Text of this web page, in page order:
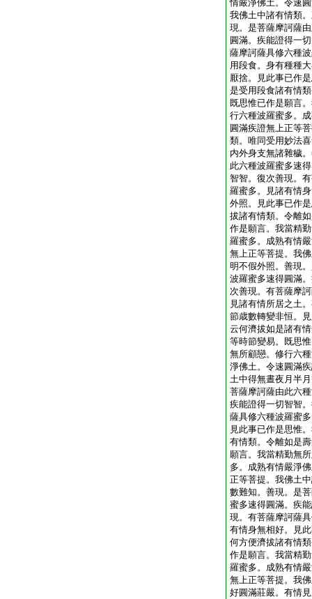
情嚴淨佛土。令速
我佛土中諸有情類
現。是菩薩摩訶薩
圓滿。疾能證得一
薩摩訶薩具修六種
用段食。身有種種
厭捨。見此事已作
是受用段食諸有情
既思惟已作是願言
行六種波羅蜜多。
圓滿疾證無上正等
類。唯同受用妙法
内外身支無諸雜穢
此六種波羅蜜多速
智智。復次善現。
羅蜜多。見諸有情
外照。見此事已作
拔諸有情類。令離
作是願言。我當精
羅蜜多。成熟有情
無上正等菩提。我
明不假外照。善現
波羅蜜多速得圓滿
次善現。有菩薩摩
見諸有情所居之土
節歳數轉變非恒。
云何濟拔如是諸有
等時節變易。既思
無所顧戀。修行六
淨佛土。令速圓滿
土中得無晝夜月半
菩薩摩訶薩由此六
疾能證得一切智智
薩具修六種波羅蜜
見此事已作是思惟
有情類。令離如是
願言。我當精勤無
多。成熟有情嚴淨
正等菩提。我佛土
數難知。善現。是
蜜多速得圓滿。疾
現。有菩薩摩訶薩
有情身無相好。見
何方便濟拔諸有情
作是願言。我當精
羅蜜多。成熟有情
無上正等菩提。我
好圓滿莊嚴。有情